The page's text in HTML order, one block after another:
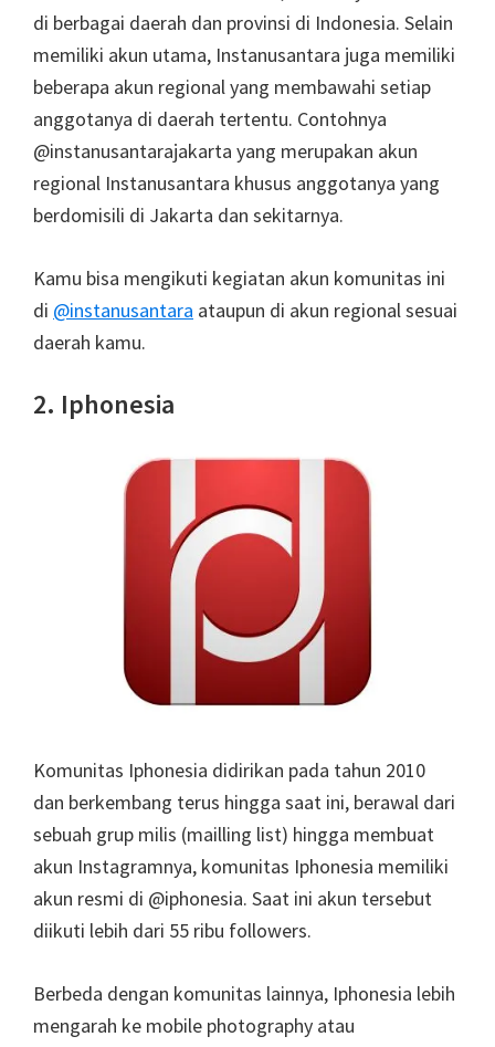
di berbagai daerah dan provinsi di Indonesia. Selain
memiliki akun utama, Instanusantara juga memiliki
beberapa akun regional yang membawahi setiap
anggotanya di daerah tertentu. Contohnya
@instanusantarajakarta yang merupakan akun
regional Instanusantara khusus anggotanya yang
berdomisili di Jakarta dan sekitarnya.
Kamu bisa mengikuti kegiatan akun komunitas ini
di @instanusantara ataupun di akun regional sesuai
daerah kamu.
2. Iphonesia
Komunitas Iphonesia didirikan pada tahun 2010
dan berkembang terus hingga saat ini, berawal dari
sebuah grup milis (mailling list) hingga membuat
akun Instagramnya, komunitas Iphonesia memiliki
akun resmi di @iphonesia. Saat ini akun tersebut
diikuti lebih dari 55 ribu followers.
Berbeda dengan komunitas lainnya, Iphonesia lebih
mengarah ke mobile photography atau